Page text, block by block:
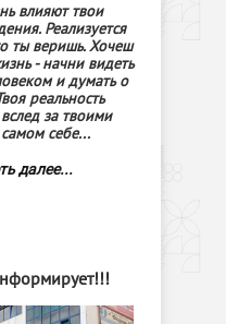
влияют твои
Реализуется
ты веришь. Хочеш
- начни видеть
и думать о
реальность
за твоими
себе...
далее...